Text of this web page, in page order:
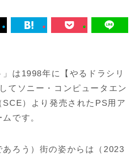
」は1998年に【やるドラシリ
てソニー・コンピュータエン
SCE）より発売されたPS用ア
です。
ろう）街の姿からは（2023